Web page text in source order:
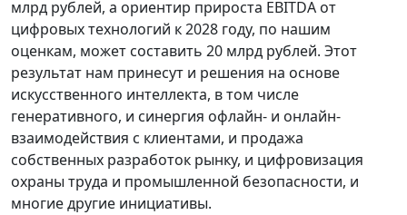
млрд рублей, а ориентир прироста EBITDA от
цифровых технологий к 2028 году, по нашим
оценкам, может составить 20 млрд рублей. Этот
результат нам принесут и решения на основе
искусственного интеллекта, в том числе
генеративного, и синергия офлайн- и онлайн-
взаимодействия с клиентами, и продажа
собственных разработок рынку, и цифровизация
охраны труда и промышленной безопасности, и
многие другие инициативы.